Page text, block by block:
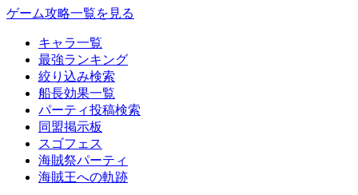
ゲーム攻略一覧を見る
キャラ一覧
最強ランキング
絞り込み検索
船長効果一覧
パーティ投稿検索
同盟掲示板
スゴフェス
海賊祭パーティ
海賊王への軌跡